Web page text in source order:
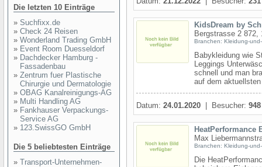
Die letzten 10 Einträge
» Suchfixx.de
» Check 24 Reisen
» Wonderland Trading GmbH
» Event Room Duesseldorf
» Dachdecker Hamburg -
Fassadenbau
» Zentrum fuer Plastische
Chirurgie und Dermatologie
» OBAG Kanalreinigungs-AG
» Multi Handling AG
» Fankhauser Verpackungs-
Service AG
» 123.SwissGO GmbH
Die 5 beliebtesten Einträge
» Transport-Unternehmen-
KidsDream by
Bergstrasse 2
Branchen: Kleidung-
Babykleidung wie
Leggings
schnell und man
auf dem
Datum: 24.01.2020 | Besucher: 948
HeatPerformance
Max
Branchen: Kleidung-
Die